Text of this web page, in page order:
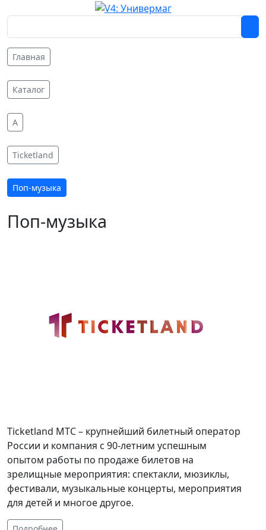
Главная
Каталог
A
Ticketland
Поп-музыка
Поп-музыка
Ticketland МТС – крупнейший билетный оператор
России и компания с 90-летним успешным
опытом работы по продаже билетов на
зрелищные мероприятия: спектакли, мюзиклы,
фестивали, музыкальные концерты, мероприятия
для детей и многое другое.